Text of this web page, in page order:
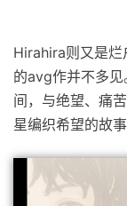
Hirahira则又是烂
的avg作并不多
间，与绝望、痛
星编织希望的故事